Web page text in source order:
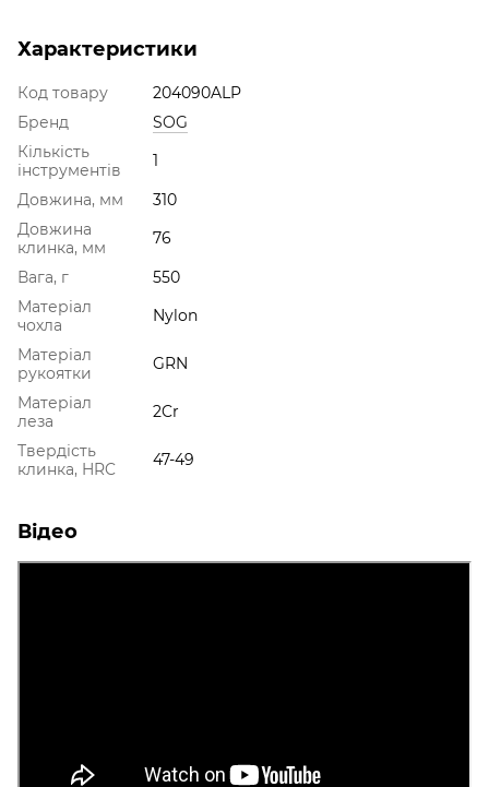
Характеристики
Код товару
204090ALP
Бренд
SOG
Кількість
інструментів
1
Довжина, мм
310
Довжина
клинка, мм
76
Вага, г
550
Матеріал
чохла
Nylon
Матеріал
рукоятки
GRN
Матеріал
леза
2Cr
Твердість
клинка, HRC
47-49
Відео